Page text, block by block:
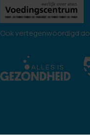
Ook vertegenwoordigd